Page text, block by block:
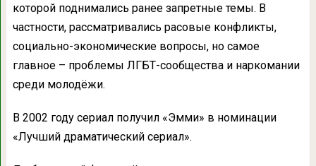
которой поднимались ранее запретные темы. В
частности, рассматривались расовые конфликты,
социально-экономические вопросы, но самое
главное – проблемы ЛГБТ-сообщества и наркомании
среди молодёжи.
В 2002 году сериал получил «Эмми» в номинации
«Лучший драматический сериал».